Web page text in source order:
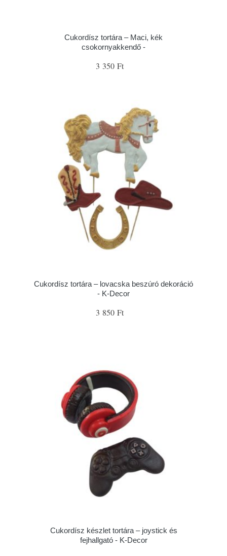
Cukordísz tortára – Maci, kék
csokornyakkendő -
3 350 Ft
Cukordísz tortára – lovacska beszúró dekoráció
- K-Decor
3 850 Ft
Cukordísz készlet tortára – joystick és
fejhallgató - K-Decor